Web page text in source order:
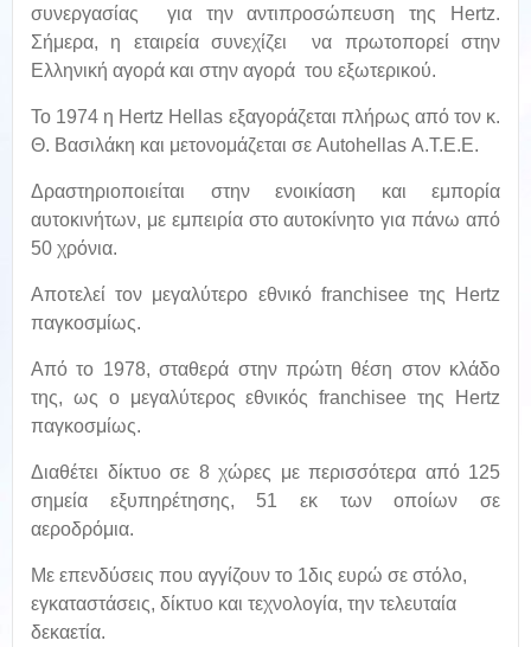
συνεργασίας για την αντιπροσώπευση της Hertz.
Σήμερα, η εταιρεία συνεχίζει να πρωτοπορεί στην
Ελληνική αγορά και στην αγορά του εξωτερικού.
Το 1974 η Hertz Hellas εξαγοράζεται πλήρως από τον κ.
Θ. Βασιλάκη και μετονομάζεται σε Autohellas Α.Τ.Ε.Ε.
Δραστηριοποιείται στην ενοικίαση και εμπορία
αυτοκινήτων, με εμπειρία στο αυτοκίνητο για πάνω από
50 χρόνια.
Αποτελεί τον μεγαλύτερο εθνικό franchisee της Hertz
παγκοσμίως.
Aπό το 1978, σταθερά στην πρώτη θέση στον κλάδο
της, ως ο μεγαλύτερος εθνικός franchisee της Hertz
παγκοσμίως.
Διαθέτει δίκτυο σε 8 χώρες με περισσότερα από 125
σημεία εξυπηρέτησης, 51 εκ των οποίων σε
αεροδρόμια.
Με επενδύσεις που αγγίζουν το 1δις ευρώ σε στόλο,
εγκαταστάσεις, δίκτυο και τεχνολογία, την τελευταία
δεκαετία.